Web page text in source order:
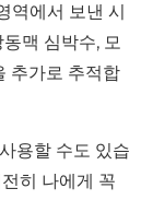
역에서 보낸 시
맥 심박수, 모
추가로 추적합
용할 수도 있습
히 나에게 꼭